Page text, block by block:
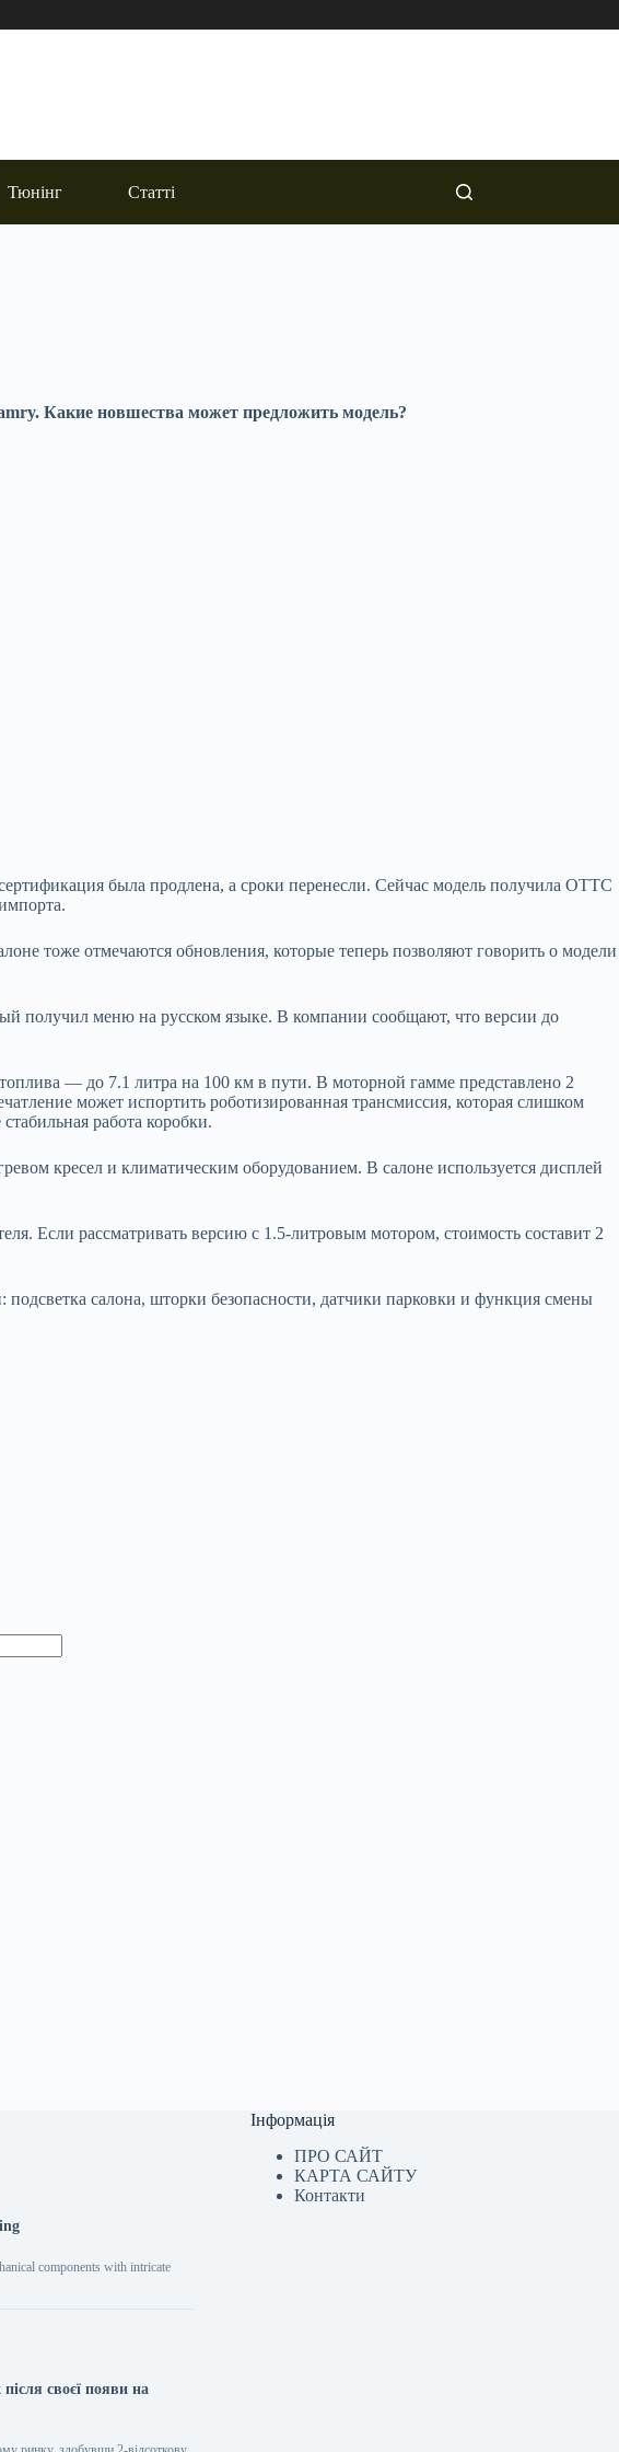
Тюнінг Статті
Какие новшества может предложить модель?
была продлена, а сроки перенесли. Сейчас модель получила ОТТС
тоже отмечаются обновления, которые теперь позволяют говорить о модели
получил меню на русском языке. В компании сообщают, что версии до
— до 7.1 литра на 100 км в пути. В моторной гамме представлено 2
может испортить роботизированная трансмиссия, которая слишком
работа коробки.
кресел и климатическим оборудованием. В салоне используется дисплей
Если рассматривать версию с 1.5-литровым мотором, стоимость составит 2
салона, шторки безопасности, датчики парковки и функция смены
components with intricate
своєї появи на
Інформація
ПРО САЙТ
КАРТА САЙТУ
Контакти